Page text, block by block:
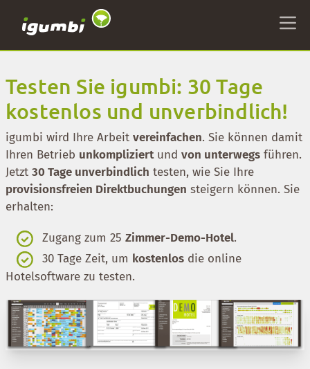
Testen Sie igumbi: 30 Tage
kostenlos und unverbindlich!
igumbi wird Ihre Arbeit vereinfachen. Sie können damit
Ihren Betrieb unkompliziertund von unterwegs führen.
Jetzt 30 Tage unverbindlich testen, wie Sie Ihre
provisionsfreien Direktbuchungen steigern können. Sie
erhalten:
Zugang zum 25 Zimmer-Demo-Hotel.
30 Tage Zeit, um kostenlos die online
Hotelsoftware zu testen.